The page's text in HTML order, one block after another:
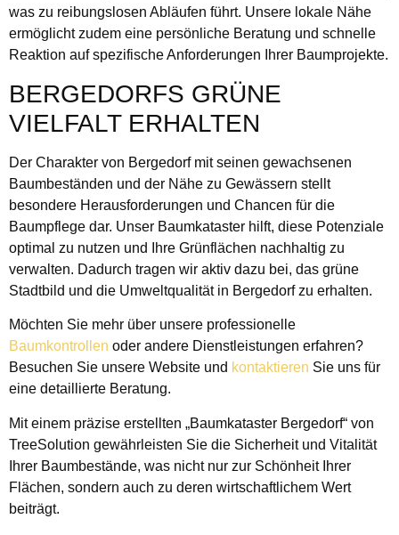
was zu reibungslosen Abläufen führt. Unsere lokale Nähe
ermöglicht zudem eine persönliche Beratung und schnelle
Reaktion auf spezifische Anforderungen Ihrer Baumprojekte.
BERGEDORFS GRÜNE
VIELFALT ERHALTEN
Der Charakter von Bergedorf mit seinen gewachsenen
Baumbeständen und der Nähe zu Gewässern stellt
besondere Herausforderungen und Chancen für die
Baumpflege dar. Unser Baumkataster hilft, diese Potenziale
optimal zu nutzen und Ihre Grünflächen nachhaltig zu
verwalten. Dadurch tragen wir aktiv dazu bei, das grüne
Stadtbild und die Umweltqualität in Bergedorf zu erhalten.
Möchten Sie mehr über unsere professionelle
Baumkontrollen oder andere Dienstleistungen erfahren?
Besuchen Sie unsere Website und kontaktieren Sie uns für
eine detaillierte Beratung.
Mit einem präzise erstellten „Baumkataster Bergedorf“ von
TreeSolution gewährleisten Sie die Sicherheit und Vitalität
Ihrer Baumbestände, was nicht nur zur Schönheit Ihrer
Flächen, sondern auch zu deren wirtschaftlichem Wert
beiträgt.